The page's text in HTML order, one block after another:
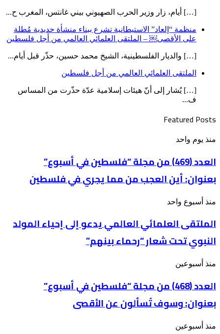
[…] أيام، زار وزير الحرب الصهيوني بيني غانتس، المغرب ح...
منظمة “إلعاد” الاستيطانية تشرع ببناء منشأة حديدية مُطلة
على الأقصى￼ – الملتقى العلمائي العالمي من أجل فلسطين
[…] والديار الفلسطينية، الشيخ محمد حسين، حذّر قبل أيام...
الملتقى العلمائي العالمي من أجل فلسطين
[…] يُشار إلى أنّ هيئات إسلامية عدّة حذّرت من المساس
ف...
Featured Posts
العدد
من
مجلة
“فلسطين
في
بعنوان: أين
من
يجري
فلسطين
منذ يوم واحد
العدد (469) من مجلة “فلسطين في أسبوع”
بعنوان: أين العجب من مما يجري في فلسطين
الملتقى
العالمي
يدعو
إلى
إحياء
المولد
النبوي
شعار
بينهم”
منذ أسبوع واحد
الملتقى العلمائي العالمي يدعو إلى إحياء المولد
النبوي تحت شعار “رحماء بينهم”
العدد
من
مجلة
“فلسطين
في
بعنوان: وسوف
منذ أسبوعين
العدد (468) من مجلة “فلسطين في أسبوع”
بعنوان: وسوف تُسألون عن الأقصى
تحذيرات
منذ أسبوعين